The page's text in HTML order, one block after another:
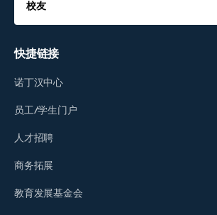
校友
快捷链接
诺丁汉中心
员工/学生门户
人才招聘
商务拓展
教育发展基金会